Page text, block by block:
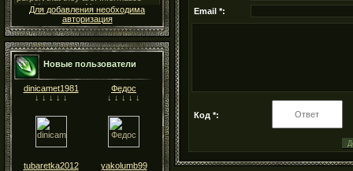
Для добавления необходима
авторизация
Новые пользователи
dinicamet1981
↓ ↓ ↓ ↓ ↓
Федос
↓ ↓ ↓ ↓ ↓
tubaretka2012
yakolumb99
Email *:
Код *: